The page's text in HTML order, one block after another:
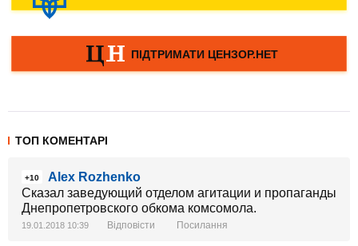
ТОП КОМЕНТАРІ
+10
Alex Rozhenko
Сказал заведующий отделом агитации и пропаганды
Днепропетровского обкома комсомола.
19.01.2018 10:39 Відповісти Посилання